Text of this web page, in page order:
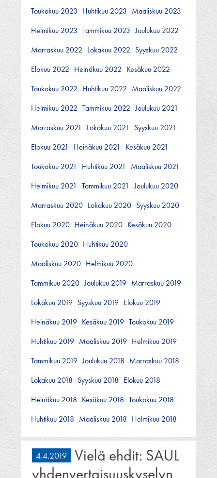
Toukokuu 2023 Huhtikuu 2023 Maaliskuu 2023
Helmikuu 2023 Tammikuu 2023 Joulukuu 2022
Marraskuu 2022 Lokakuu 2022 Syyskuu 2022
Elokuu 2022 Heinäkuu 2022 Kesäkuu 2022
Toukokuu 2022 Huhtikuu 2022 Maaliskuu 2022
Helmikuu 2022 Tammikuu 2022 Joulukuu 2021
Marraskuu 2021
Lokakuu 2021
Syyskuu 2021
Elokuu 2021
Heinäkuu 2021
Kesäkuu 2021
Toukokuu 2021
Huhtikuu 2021
Maaliskuu 2021
Helmikuu 2021
Tammikuu 2021
Joulukuu 2020
Marraskuu 2020 Lokakuu 2020 Syyskuu 2020
Elokuu 2020 Heinäkuu 2020 Kesäkuu 2020
Toukokuu 2020 Huhtikuu 2020
Maaliskuu 2020 Helmikuu 2020
Tammikuu 2020 Joulukuu 2019 Marraskuu 2019
Lokakuu 2019 Syyskuu 2019 Elokuu 2019
Heinäkuu 2019 Kesäkuu 2019 Toukokuu 2019
Huhtikuu 2019 Maaliskuu 2019 Helmikuu 2019
Tammikuu 2019 Joulukuu 2018 Marraskuu 2018
Lokakuu 2018 Syyskuu 2018 Elokuu 2018
Heinäkuu 2018 Kesäkuu 2018 Toukokuu 2018
Huhtikuu 2018 Maaliskuu 2018 Helmikuu 2018
4.4.2019
Vielä ehdit: SAUL
yhdenvertaisuuskyselyn